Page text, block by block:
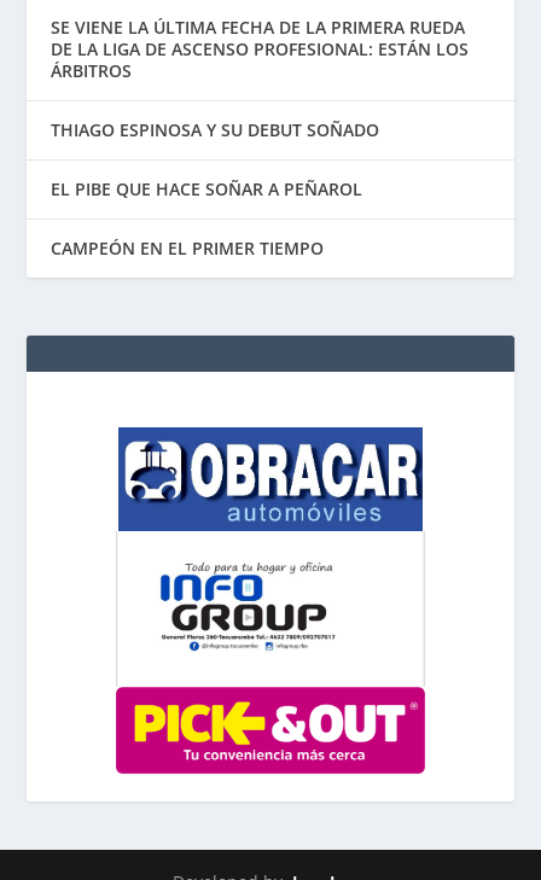
SE VIENE LA ÚLTIMA FECHA DE LA PRIMERA RUEDA
DE LA LIGA DE ASCENSO PROFESIONAL: ESTÁN LOS
ÁRBITROS
THIAGO ESPINOSA Y SU DEBUT SOÑADO
EL PIBE QUE HACE SOÑAR A PEÑAROL
CAMPEÓN EN EL PRIMER TIEMPO